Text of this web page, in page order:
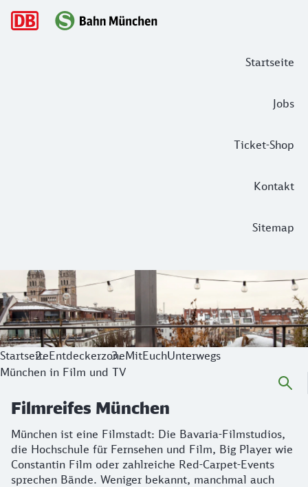
Startseite
Jobs
Ticket-Shop
Kontakt
Sitemap
Hauptnavigation
Filmreifes München
München ist eine Filmstadt: Die Bavaria-Filmstudios, die
StartseiteEntdeckerzoneMitEuchUnterwegs
München in Film und TV
Filmreifes München
München ist eine Filmstadt: Die Bavaria-Filmstudios,
die Hochschule für Fernsehen und Film, Big Player wie
Constantin Film oder zahlreiche Red-Carpet-Events
sprechen Bände. Weniger bekannt, manchmal auch